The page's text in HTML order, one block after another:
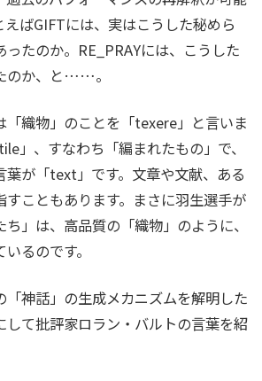
えばGIFTには、実はこうした秘めら
たのか。RE_PRAYには、こうした
のか、と……。
織物」のことを「texere」と言いま
」、すなわち「編まれたもの」で、
葉が「text」です。文章や文献、ある
すこともあります。まさに羽生選手が
」は、高品質の「織物」のように、
るのです。
神話」の生成メカニズムを解明した
して批評家ロラン・バルトの言葉を紹